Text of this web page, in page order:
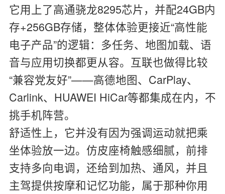
它用上了高通骁龙8295芯片，并配24GB内
存+256GB存储，整体体验更接近“高性能
电子产品”的逻辑：多任务、地图加载、语
音与应用切换都更从容。互联也做得比较
“兼容党友好”——高德地图、CarPlay、
Carlink、HUAWEI HiCar等都集成在内，不
挑手机阵营。
舒适性上，它并没有因为强调运动就把乘
坐体验放一边。仿皮座椅触感细腻，前排
支持多向电调，还给到加热、通风，并且
主驾提供按摩和记忆功能，属于那种你用